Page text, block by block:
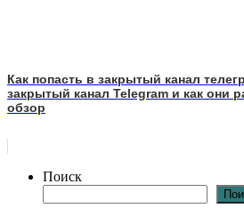
Как попасть в закрытый канал
закрытый канал Telegram и как они
обзор
Поиск